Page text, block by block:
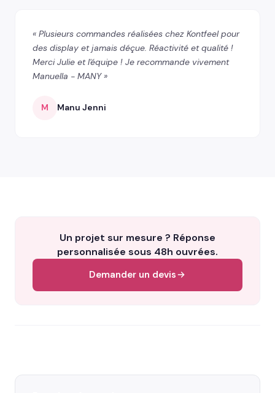
« Plusieurs commandes réalisées chez Kontfeel pour
des display et jamais déçue. Réactivité et qualité !
Merci Julie et l'équipe ! Je recommande vivement
Manuella - MANY »
M Manu Jenni
Un projet sur mesure ? Réponse
personnalisée sous 48h ouvrées.
Demander un devis